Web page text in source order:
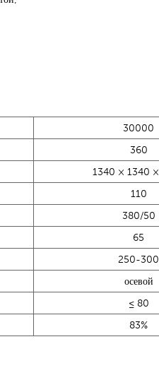
30000
360
1340 × 1340 ×
110
380/50
65
250-300
осевой
≤80
83%